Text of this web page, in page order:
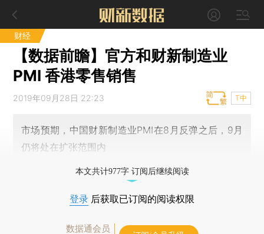
财经
【数据前瞻】官方和财新制造业
PMI 香港零售销售
2019年09月28日 22:23 T中
市场预期，中国财新制造业PMI在8月反弹之后，9月
仍将处在扩张范围内
本文共计977字 订阅后继续阅读
登录 后获取已订阅的阅读权限
数据通会员